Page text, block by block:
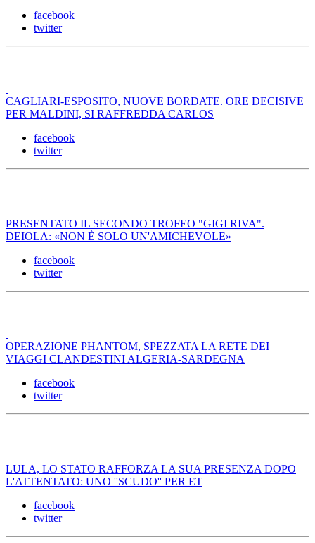
facebook
twitter
CAGLIARI-ESPOSITO, NUOVE BORDATE. ORE DECISIVE
PER MALDINI, SI RAFFREDDA CARLOS
facebook
twitter
PRESENTATO IL SECONDO TROFEO "GIGI RIVA".
DEIOLA: «NON È SOLO UN'AMICHEVOLE»
facebook
twitter
OPERAZIONE PHANTOM, SPEZZATA LA RETE DEI
VIAGGI CLANDESTINI ALGERIA-SARDEGNA
facebook
twitter
LULA, LO STATO RAFFORZA LA SUA PRESENZA DOPO
L'ATTENTATO: UNO ''SCUDO'' PER ET
facebook
twitter